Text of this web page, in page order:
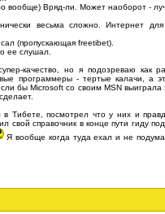
вообще) Вряд-ли. Может наоборот -
весьма сложно. Интернет для
(пропускающая freetibet).
ее слушал.
качество, но я подозреваю как
программеры - тертые калачи, а
бы Microsoft cо своим MSN выиграла
Тибете, посмотрел что у них и
справочник в конце пути гиду
Я вообще когда туда ехал и не